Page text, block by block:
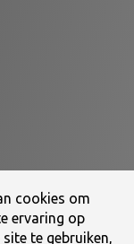
cookies om
ervaring op
te gebruiken,